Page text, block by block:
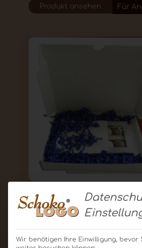
Produkt ansehen Für
Mailing Versandkarton Für
Wir benötigen Ihre Einwilligung, bevor